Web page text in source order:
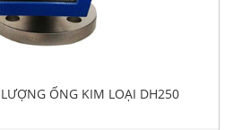
ỐNG KIM LOẠI DH250